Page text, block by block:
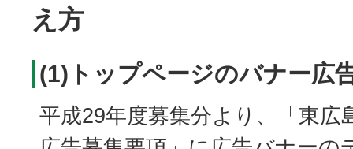
え方
(1)トップページのバナー広
平成29年度募集分より、「東広